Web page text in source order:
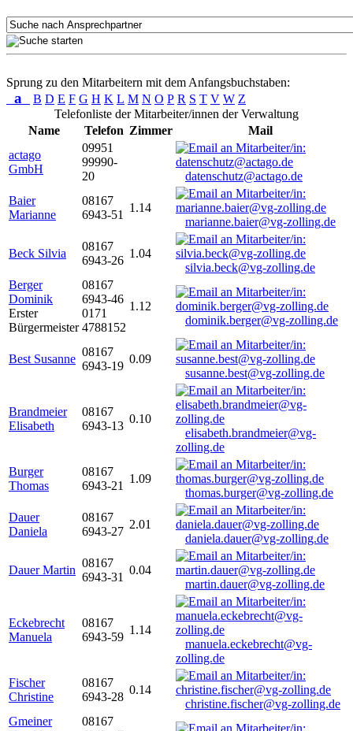
Sprung zu den Mitarbeitern mit dem Anfangsbuchstaben:
a B D E F G H K L M N O P R S T V W Z
Telefonliste der Mitarbeiter/innen der Verwaltung
Name
Telefon Zimmer
Mail
actago
GmbH
09951
99990-
20
datenschutz@actago.de
Baier
Marianne
08167
6943-51
1.14
marianne.baier@vg-zolling.de
Beck Silvia
08167
6943-26
1.04
silvia.beck@vg-zolling.de
Berger
Dominik
Erster
Bürgermeister
08167
6943-46
0171
4788152
1.12
dominik.berger@vg-zolling.de
Best Susanne
08167
6943-19
0.09
susanne.best@vg-zolling.de
Brandmeier
Elisabeth
08167
6943-13
0.10
elisabeth.brandmeier@vg-
zolling.de
Burger
Thomas
08167
6943-21
1.09
thomas.burger@vg-zolling.de
Dauer
Daniela
08167
6943-27
2.01
daniela.dauer@vg-zolling.de
Dauer Martin
08167
6943-31
0.04
martin.dauer@vg-zolling.de
Eckebrecht
Manuela
08167
6943-59
1.14
manuela.eckebrecht@vg-
zolling.de
Fischer
Christine
08167
6943-28
0.14
christine.fischer@vg-zolling.de
Gmeiner
08167